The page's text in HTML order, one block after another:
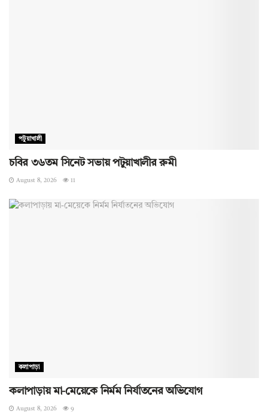
পটুয়াখালী
চবির ৩৬তম সিনেট সভায় পটুয়াখালীর রুমী
August 8, 2026 11
কলাপাড়া
কলাপাড়ায় মা-মেয়েকে নির্মম নির্যাতনের অভিযোগ
August 8, 2026 9